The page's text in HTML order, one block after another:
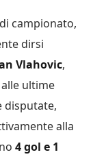
campionato,
dirsi
Vlahovic,
ultime
disputate,
alla
4 gol e 1